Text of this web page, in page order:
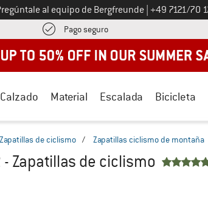
al equipo de Bergfreunde Llámenos al
+49 7121/70
Pago seguro¡encuentre información
Calzado Material Escalada Bicicleta
Zapatillas de ciclismo / Zapatillas ciclismo de montaña
- Zapatillas de ciclismo